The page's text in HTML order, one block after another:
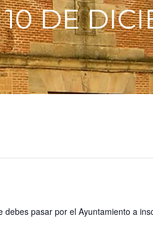
DE
debes pasar por el Ayuntamiento a